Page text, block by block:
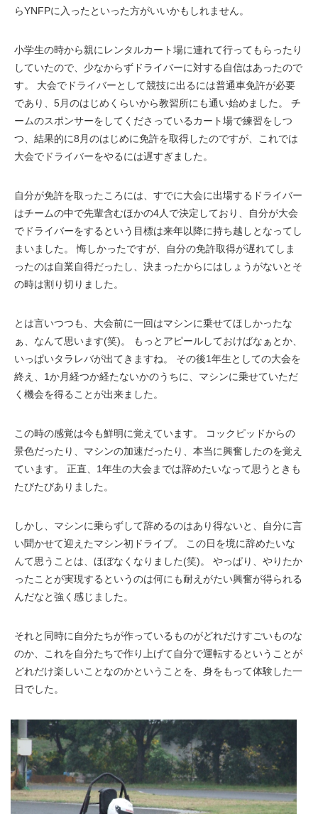
らYNFPに入ったといった方がいいかもしれません。
小学生の時から親にレンタルカート場に連れて行ってもらったり
していたので、少なからずドライバーに対する自信はあったので
す。 大会でドライバーとして競技に出るには普通車免許が必要
であり、5月のはじめくらいから教習所にも通い始めました。 チ
ームのスポンサーをしてくださっているカート場で練習をしつ
つ、結果的に8月のはじめに免許を取得したのですが、これでは
大会でドライバーをやるには遅すぎました。
自分が免許を取ったころには、すでに大会に出場するドライバー
はチームの中で先輩含むほかの4人で決定しており、自分が大会
でドライバーをするという目標は来年以降に持ち越しとなってし
まいました。 悔しかったですが、自分の免許取得が遅れてしま
ったのは自業自得だったし、決まったからにはしょうがないとそ
の時は割り切りました。
とは言いつつも、大会前に一回はマシンに乗せてほしかったな
ぁ、なんて思います(笑)。 もっとアピールしておけばなぁとか、
いっぱいタラレバが出てきますね。 その後1年生としての大会を
終え、1か月経つか経たないかのうちに、マシンに乗せていただ
く機会を得ることが出来ました。
この時の感覚は今も鮮明に覚えています。 コックピッドからの
景色だったり、マシンの加速だったり、本当に興奮したのを覚え
ています。 正直、1年生の大会までは辞めたいなって思うときも
たびたびありました。
しかし、マシンに乗らずして辞めるのはあり得ないと、自分に言
い聞かせて迎えたマシン初ドライブ。 この日を境に辞めたいな
んて思うことは、ほぼなくなりました(笑)。 やっぱり、やりたか
ったことが実現するというのは何にも耐えがたい興奮が得られる
んだなと強く感じました。
それと同時に自分たちが作っているものがどれだけすごいものな
のか、これを自分たちで作り上げて自分で運転するということが
どれだけ楽しいことなのかということを、身をもって体験した一
日でした。